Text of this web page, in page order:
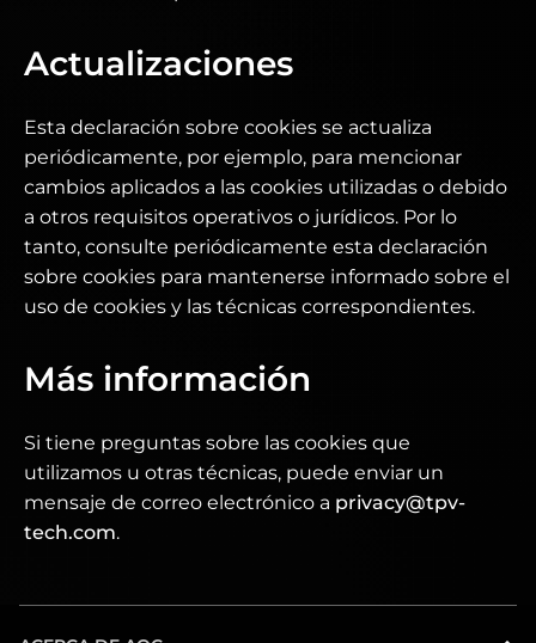
Actualizaciones
Esta declaración sobre cookies se actualiza
periódicamente, por ejemplo, para mencionar
cambios aplicados a las cookies utilizadas o debido
a otros requisitos operativos o jurídicos. Por lo
tanto, consulte periódicamente esta declaración
sobre cookies para mantenerse informado sobre el
uso de cookies y las técnicas correspondientes.
Más información
Si tiene preguntas sobre las cookies que
utilizamos u otras técnicas, puede enviar un
mensaje de correo electrónico a privacy@tpv-
tech.com.